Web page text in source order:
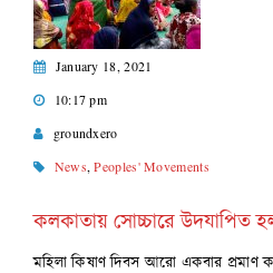
January 18, 2021
10:17 pm
groundxero
News,Peoples' Movements
কলকাতায় সোচ্চারে উদযাপিত
মহিলা কিষাণ দিবস আরো একবার প্রমাণ